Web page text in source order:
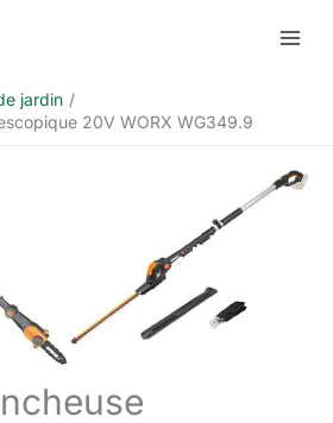
jardin
20V WORX WG349.9